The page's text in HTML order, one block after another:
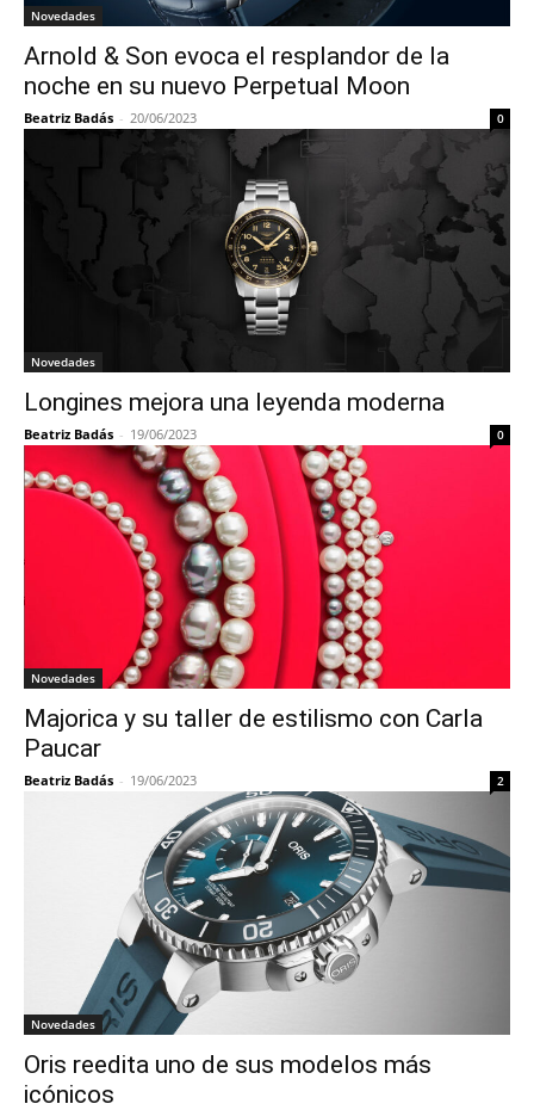
Novedades
Arnold & Son evoca el resplandor de la
noche en su nuevo Perpetual Moon
Beatriz Badás - 20/06/2023 0
Novedades
Longines mejora una leyenda moderna
Beatriz Badás - 19/06/2023 0
Novedades
Majorica y su taller de estilismo con Carla
Paucar
Beatriz Badás - 19/06/2023 2
Novedades
Oris reedita uno de sus modelos más
icónicos